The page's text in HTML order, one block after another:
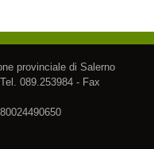
provinciale di Salerno
089.253984 - Fax